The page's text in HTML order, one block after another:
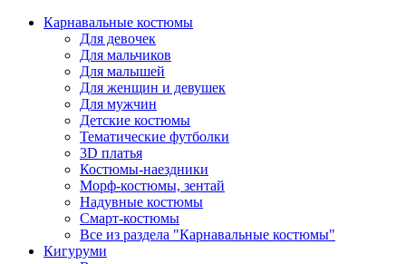
Карнавальные костюмы
Для девочек
Для мальчиков
Для малышей
Для женщин и девушек
Для мужчин
Детские костюмы
Тематические футболки
3D платья
Костюмы-наездники
Морф-костюмы, зентай
Надувные костюмы
Смарт-костюмы
Все из раздела "Карнавальные костюмы"
Кигуруми